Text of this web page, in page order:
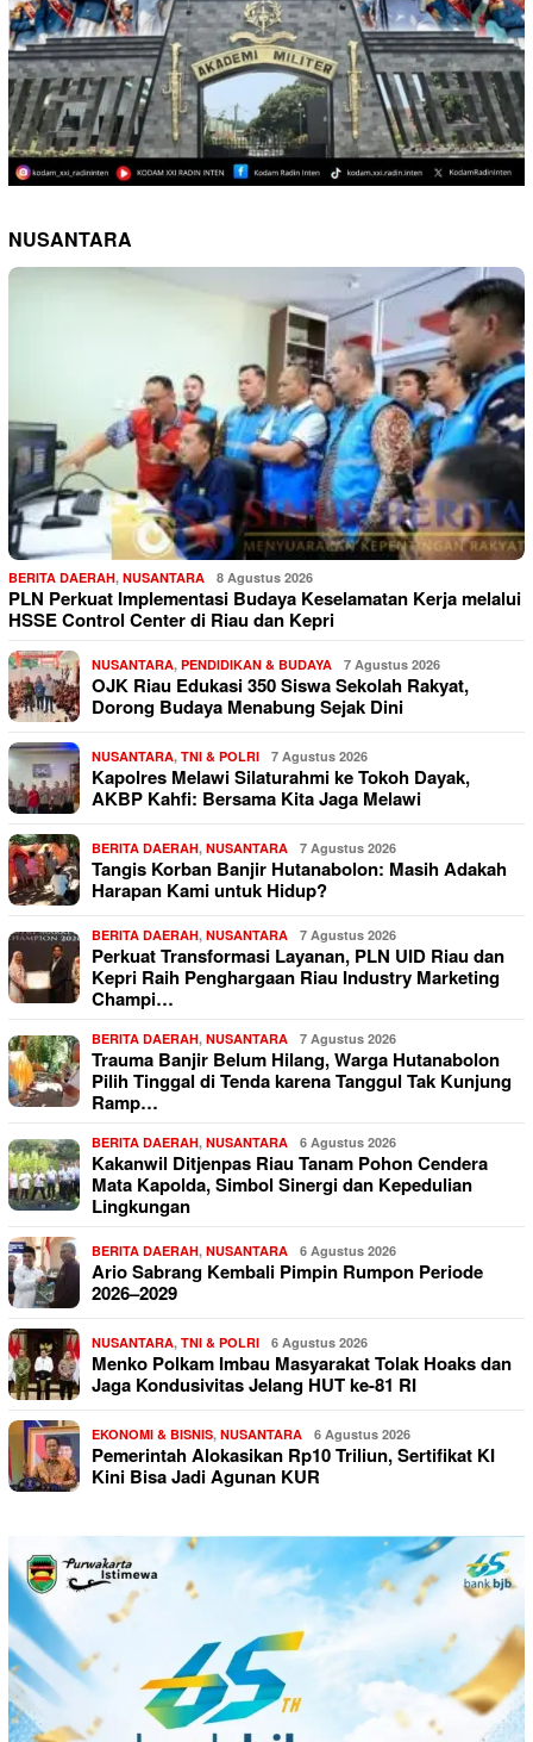
NUSANTARA
BERITA DAERAH, NUSANTARA 8 Agustus 2026
PLN Perkuat Implementasi Budaya Keselamatan Kerja melalui
HSSE Control Center di Riau dan Kepri
NUSANTARA, PENDIDIKAN & BUDAYA 7 Agustus 2026
OJK Riau Edukasi 350 Siswa Sekolah Rakyat,
Dorong Budaya Menabung Sejak Dini
NUSANTARA, TNI & POLRI 7 Agustus 2026
Kapolres Melawi Silaturahmi ke Tokoh Dayak,
AKBP Kahfi: Bersama Kita Jaga Melawi
BERITA DAERAH, NUSANTARA 7 Agustus 2026
Tangis Korban Banjir Hutanabolon: Masih Adakah
Harapan Kami untuk Hidup?
BERITA DAERAH, NUSANTARA 7 Agustus 2026
Perkuat Transformasi Layanan, PLN UID Riau dan
Kepri Raih Penghargaan Riau Industry Marketing
Champi…
BERITA DAERAH, NUSANTARA 7 Agustus 2026
Trauma Banjir Belum Hilang, Warga Hutanabolon
Pilih Tinggal di Tenda karena Tanggul Tak Kunjung
Ramp…
BERITA DAERAH, NUSANTARA 6 Agustus 2026
Kakanwil Ditjenpas Riau Tanam Pohon Cendera
Mata Kapolda, Simbol Sinergi dan Kepedulian
Lingkungan
BERITA DAERAH, NUSANTARA 6 Agustus 2026
Ario Sabrang Kembali Pimpin Rumpon Periode
2026–2029
NUSANTARA, TNI & POLRI 6 Agustus 2026
Menko Polkam Imbau Masyarakat Tolak Hoaks dan
Jaga Kondusivitas Jelang HUT ke-81 RI
EKONOMI & BISNIS, NUSANTARA 6 Agustus 2026
Pemerintah Alokasikan Rp10 Triliun, Sertifikat KI
Kini Bisa Jadi Agunan KUR